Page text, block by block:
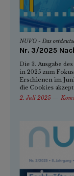
NUVO - Das
Nr. 3/2025
Die 3. Ausgabe
in 2025 zum
Erschienen im
die Cookies
2. Juli 2025